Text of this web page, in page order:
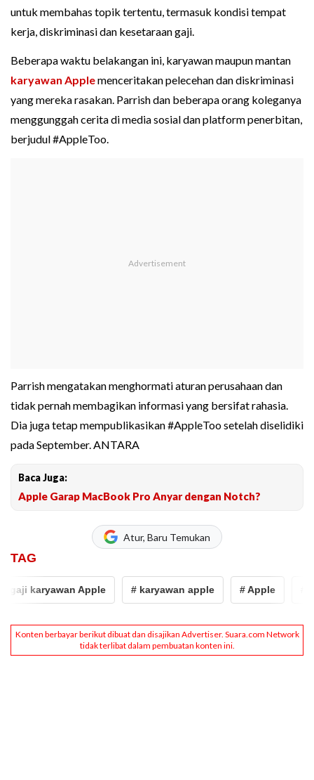
untuk membahas topik tertentu, termasuk kondisi tempat
kerja, diskriminasi dan kesetaraan gaji.
Beberapa waktu belakangan ini, karyawan maupun mantan
karyawan Applemenceritakan pelecehan dan diskriminasi
yang mereka rasakan. Parrish dan beberapa orang koleganya
menggunggah cerita di media sosial dan platform penerbitan,
berjudul #AppleToo.
Parrish mengatakan menghormati aturan perusahaan dan
tidak pernah membagikan informasi yang bersifat rahasia.
Dia juga tetap mempublikasikan #AppleToo setelah diselidiki
pada September. ANTARA
Baca Juga:
Apple Garap MacBook Pro Anyar dengan Notch?
Atur, Baru Temukan
TAG
karyawan Apple # karyawan apple # Apple